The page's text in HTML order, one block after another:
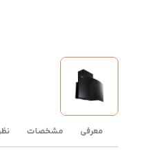
معرفی مشخصات